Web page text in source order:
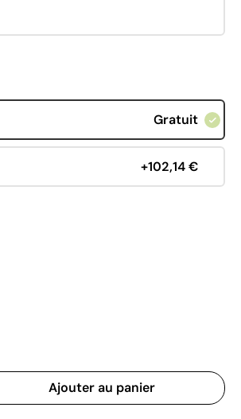
Gratuit
+102,14 €
Ajouter au panier